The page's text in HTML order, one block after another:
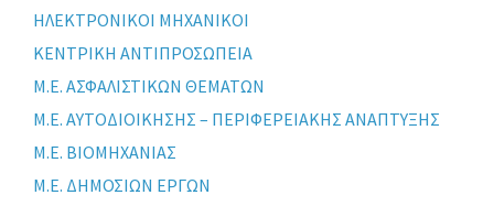
ΗΛΕΚΤΡΟΝΙΚΟΙ ΜΗΧΑΝΙΚΟΙ
ΚΕΝΤΡΙΚΗ ΑΝΤΙΠΡΟΣΩΠΕΙΑ
Μ.Ε. ΑΣΦΑΛΙΣΤΙΚΩΝ ΘΕΜΑΤΩΝ
Μ.Ε. ΑΥΤΟΔΙΟΙΚΗΣΗΣ – ΠΕΡΙΦΕΡΕΙΑΚΗΣ ΑΝΑΠΤΥΞΗΣ
Μ.Ε. ΒΙΟΜΗΧΑΝΙΑΣ
Μ.Ε. ΔΗΜΟΣΙΩΝ ΕΡΓΩΝ